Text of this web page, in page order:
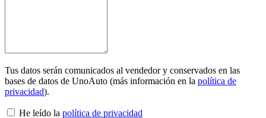
Tus datos serán comunicados al vendedor y conservados en las
bases de datos de UnoAuto (más información en la política de
privacidad).
He leído la política de privacidad